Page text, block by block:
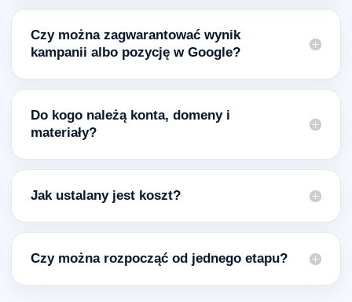
Czy można zagwarantować wynik
kampanii albo pozycję w Google?
Do kogo należą konta, domeny i
materiały?
Jak ustalany jest koszt?
Czy można rozpocząć od jednego etapu?